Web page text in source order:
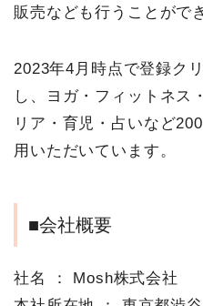
販売なども行うことがで
2023年4月時点で登録ク
し、ヨガ・フィットネス
リア・育児・占いなど
用いただいています。
■会社概要
社名 ： Mosh株式会社